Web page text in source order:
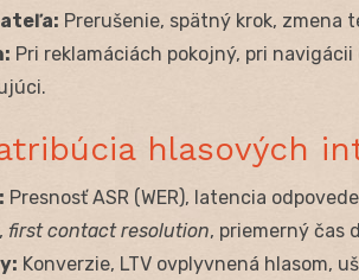
Prerušenie, spätný krok, zmena
Pri reklamáciách pokojný, pri
hlasových
Presnosť ASR (WER), latencia
first contact resolution, priemerný čas
Konverzie, LTV ovplyvnená hlasom,